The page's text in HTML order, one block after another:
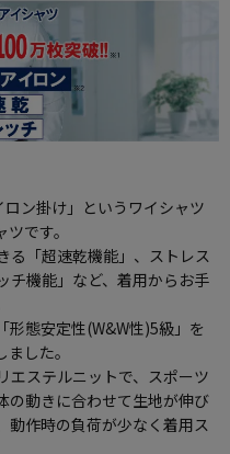
ン掛け」というワイシャツ
です。
る「超速乾機能」、ストレス
チ機能」など、着用からお手
形態安定性(W&W性)5級」を
した。
エステルニットで、スポーツ
の動きに合わせて生地が伸び
動作時の負荷が少なく着用ス